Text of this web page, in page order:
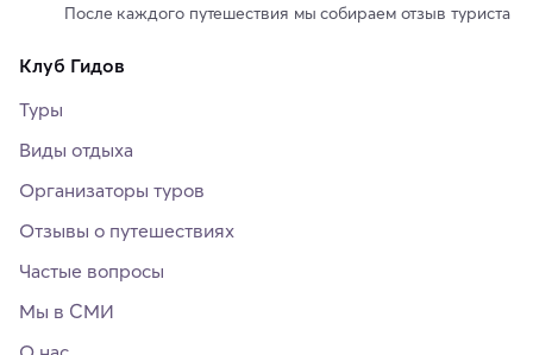
После каждого путешествия мы собираем отзыв туриста
Клуб Гидов
Туры
Виды отдыха
Организаторы туров
Отзывы о путешествиях
Частые вопросы
Мы в СМИ